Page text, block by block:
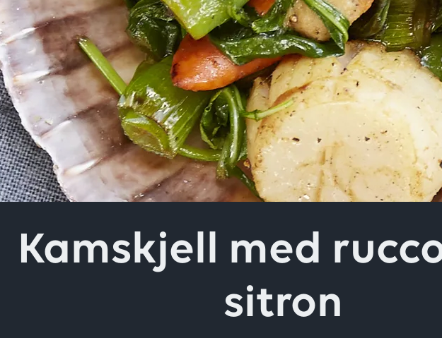
Skriv inn søket i feltet over
Kamskjell med
sitron